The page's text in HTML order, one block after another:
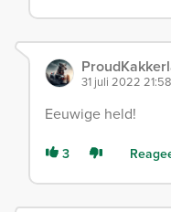
31 juli 2022 21:58
Eeuwige held!
3